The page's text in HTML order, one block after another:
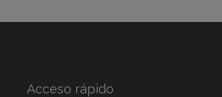
Acceso rápido